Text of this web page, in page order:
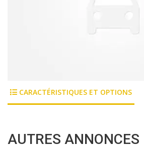
CARACTÉRISTIQUES ET OPTIONS
AUTRES ANNONCES